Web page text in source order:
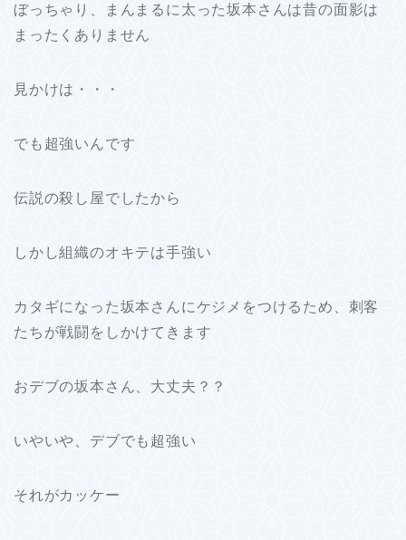
ぼっちゃり、まんまるに太った坂本さんは昔の面影は
まったくありません
見かけは・・・
でも超強いんです
伝説の殺し屋でしたから
しかし組織のオキテは手強い
カタギになった坂本さんにケジメをつけるため、刺客
たちが戦闘をしかけてきます
おデブの坂本さん、大丈夫？？
いやいや、デブでも超強い
それがカッケー